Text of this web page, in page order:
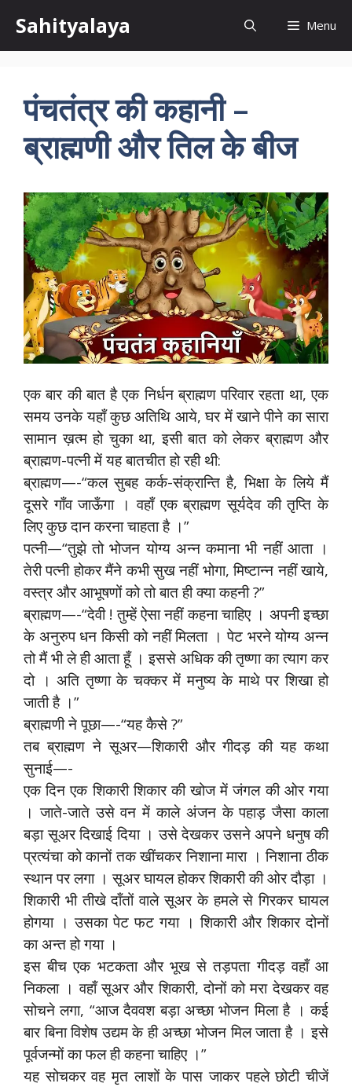
content
Sahityalaya Menu
पंचतंत्र की कहानी –
ब्राह्मणी और तिल के बीज
एक बार की बात है एक निर्धन ब्राह्मण परिवार रहता था, एक
समय उनके यहाँ कुछ अतिथि आये, घर में खाने पीने का सारा
सामान ख़त्म हो चुका था, इसी बात को लेकर ब्राह्मण और
ब्राह्मण-पत्‍नी में यह बातचीत हो रही थी:
ब्राह्मण—-“कल सुबह कर्क-संक्रान्ति है, भिक्षा के लिये मैं
दूसरे गाँव जाऊँगा । वहाँ एक ब्राह्मण सूर्यदेव की तृप्ति के
लिए कुछ दान करना चाहता है ।”
पत्‍नी—“तुझे तो भोजन योग्य अन्न कमाना भी नहीं आता ।
तेरी प‍त्‍नी होकर मैंने कभी सुख नहीं भोगा, मिष्टान्न नहीं खाये,
वस्त्र और आभूषणों को तो बात ही क्या कहनी ?”
ब्राह्मण—-“देवी ! तुम्हें ऐसा नहीं कहना चाहिए । अपनी इच्छा
के अनुरुप धन किसी को नहीं मिलता । पेट भरने योग्य अन्न
तो मैं भी ले ही आता हूँ । इससे अधिक की तृष्णा का त्याग कर
दो । अति तृष्णा के चक्कर में मनुष्य के माथे पर शिखा हो
जाती है ।”
ब्राह्मणी ने पूछा—-“यह कैसे ?”
तब ब्राह्मण ने सूअर—शिकारी और गीदड़ की यह कथा
सुनाई—-
एक दिन एक शिकारी शिकार की खोज में जंगल की ओर गया
। जाते-जाते उसे वन में काले अंजन के पहाड़ जैसा काला
बड़ा सूअर दिखाई दिया । उसे देखकर उसने अपने धनुष की
प्रत्यंचा को कानों तक खींचकर निशाना मारा । निशाना ठीक
स्थान पर लगा । सूअर घायल होकर शिकारी की ओर दौड़ा ।
शिकारी भी तीखे दाँतों वाले सूअर के हमले से गिरकर घायल
होगया । उसका पेट फट गया । शिकारी और शिकार दोनों
का अन्त हो गया ।
इस बीच एक भटकता और भूख से तड़पता गीदड़ वहाँ आ
निकला । वहाँ सूअर और शिकारी, दोनों को मरा देखकर वह
सोचने लगा, “आज दैववश बड़ा अच्छा भोजन मिला है । कई
बार बिना विशेष उद्यम के ही अच्छा भोजन मिल जाता है । इसे
पूर्वजन्मों का फल ही कहना चाहिए ।”
यह सोचकर वह मृत लाशों के पास जाकर पहले छोटी चीजें